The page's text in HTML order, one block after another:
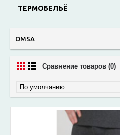
ТЕРМОБЕЛЬЁ
OMSA
Сравнение товаров (0)